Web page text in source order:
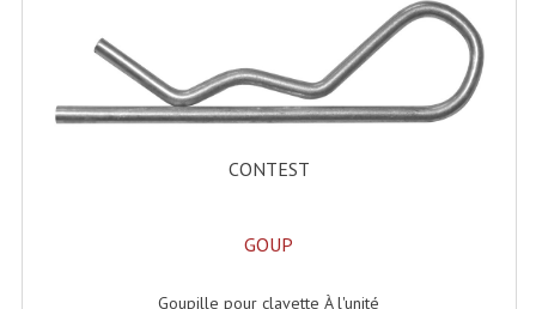
Enceintes Et Caissons Basses
Packs Sono
Enceintes Amplifiées Actives
Enceintes, Système Amplifiés
CONTEST
GOUP
Goupille pour clavette À l'unité